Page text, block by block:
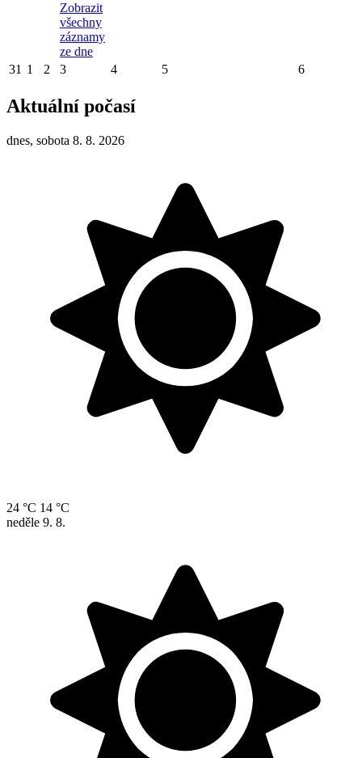
Zobrazit
všechny
záznamy
ze dne
31 1 2 3 4 5 6
Aktuální počasí
dnes, sobota 8. 8. 2026
24 °C 14 °C
neděle 9. 8.